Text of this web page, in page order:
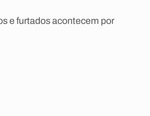
e furtados acontecem por